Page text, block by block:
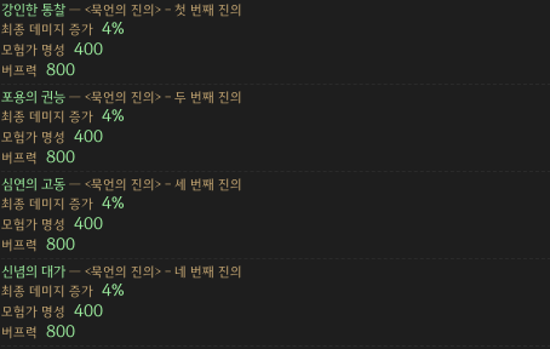
강인한 통찰 — <묵언의 진의> - 첫 번째 진의
최종 데미지 증가 4%
모험가 명성 400
버프력 800
포용의 권능 — <묵언의 진의> - 두 번째 진의
최종 데미지 증가 4%
모험가 명성 400
버프력 800
심연의 고동 — <묵언의 진의> - 세 번째 진의
최종 데미지 증가 4%
모험가 명성 400
버프력 800
신념의 대가 — <묵언의 진의> - 네 번째 진의
최종 데미지 증가 4%
모험가 명성 400
버프력 800